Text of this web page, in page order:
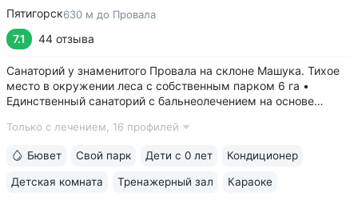
Пятигорск630 м до Провала
7.1 44 отзыва
Санаторий у знаменитого Провала на склоне Машука. Тихое
место в окружении леса с собственным парком 6 га •
Единственный санаторий с бальнеолечением на основе
ингаляции, орошения. Природная минеральная вода
Только с лечением, 16 профилей
Бювет Свой парк Дети с 0 лет Кондиционер
Детская комната Тренажерный зал Караоке